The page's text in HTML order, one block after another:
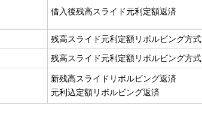
借入後残高スライド元利定額返済
残高スライド元利定額リボルビング方式
残高スライド元利定額リボルビング方式
新残高スライドリボルビング返済
元利込定額リボルビング返済